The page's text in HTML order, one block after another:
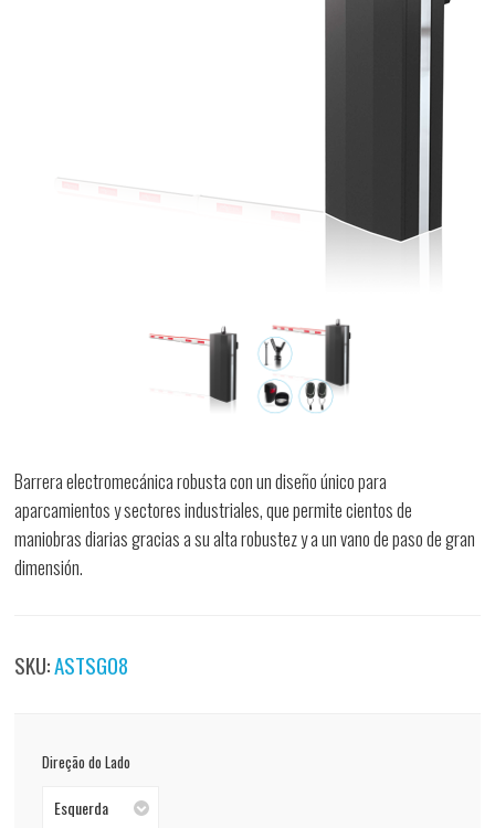
Barrera electromecánica robusta con un diseño único para
aparcamientos y sectores industriales, que permite cientos de
maniobras diarias gracias a su alta robustez y a un vano de paso de gran
dimensión.
SKU:ASTSG08
Direção do Lado
Esquerda